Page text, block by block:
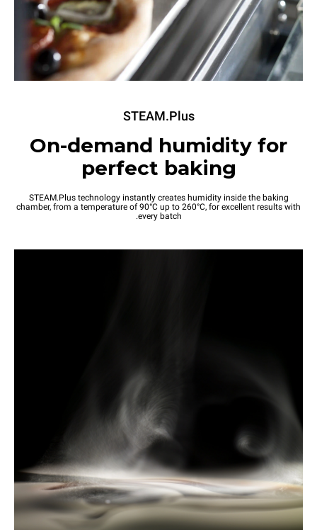
STEAM.Plus
On-demand humidity for
perfect baking
STEAM.Plus technology instantly creates humidity inside the baking
chamber, from a temperature of 90°C up to 260°C, for excellent results with
every batch.